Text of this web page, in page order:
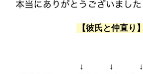
【彼氏と仲直り】
↓ ↓ ↓